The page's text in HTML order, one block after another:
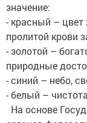
значение:
- красный – цвет
пролитой крови
- золотой –
природные
- синий – небо,
- белый –
На основе